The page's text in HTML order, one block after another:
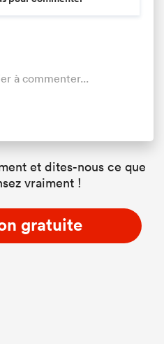
à commenter...
et dites-nous ce que
vraiment !
gratuite